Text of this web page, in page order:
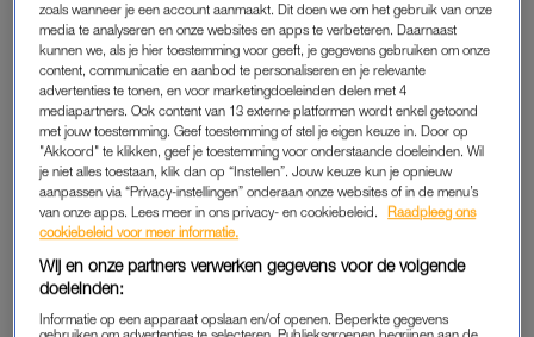
ONDERZOEK
Uit onderzoek van verzekeraars a.s.r. en Ditzo komt naar voren
dat bijna één op de drie Nederlanders minder gezond eet nu
goede producten duurder zijn geworden door de hoge inflatie.
Een kwart van de ondervraagden laat daarbij weten dat ze
hun sportlidmaatschap hebben opgezegd om financiële
redenen.
Nibud-directeur Arjan Vliegenthart laat aan hetADweten dat
hij het beeld herkent van mensen die gezonde keuzes laten
liggen om kosten te besparen. “Het is zorgwekkend dat
zoals wanneer je een account aanmaakt. Dit doen we om het gebruik van onze
media te analyseren en onze websites en apps te verbeteren. Daarnaast
kunnen we, als je hier toestemming voor geeft, je gegevens gebruiken om onze
content, communicatie en aanbod te personaliseren en je relevante
advertenties te tonen, en voor marketingdoeleinden delen met 4
mediapartners. Ook content van 13 externe platformen wordt enkel getoond
met jouw toestemming. Geef toestemming of stel je eigen keuze in. Door op
"Akkoord" te klikken, geef je toestemming voor onderstaande doeleinden. Wil
je niet alles toestaan, klik dan op “Instellen”. Jouw keuze kun je opnieuw
aanpassen via “Privacy-instellingen” onderaan onze websites of in de menu’s
van onze apps. Lees meer in ons privacy- en cookiebeleid.
Raadpleeg ons
cookiebeleid voor meer informatie.
Wij en onze partners verwerken gegevens voor de volgende
doeleinden:
Informatie op een apparaat opslaan en/of openen. Beperkte gegevens